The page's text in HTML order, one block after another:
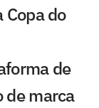
do
de
de marca